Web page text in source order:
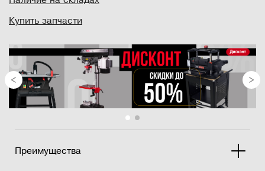
Магнитный пускатель и защита от перегрузки
Купить запчасти
Преимущества